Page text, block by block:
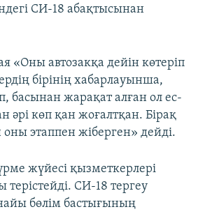
СИ-18 абақтысынан
«Оны автозакқа дейін көтеріп
бірінің хабарлауынша,
басынан жарақат алған ол ес-
әрі көп қан жоғалтқан. Бірақ
оны этаппен жіберген» дейді.
жүйесі қызметкерлері
СИ-18 тергеу
бөлім бастығының